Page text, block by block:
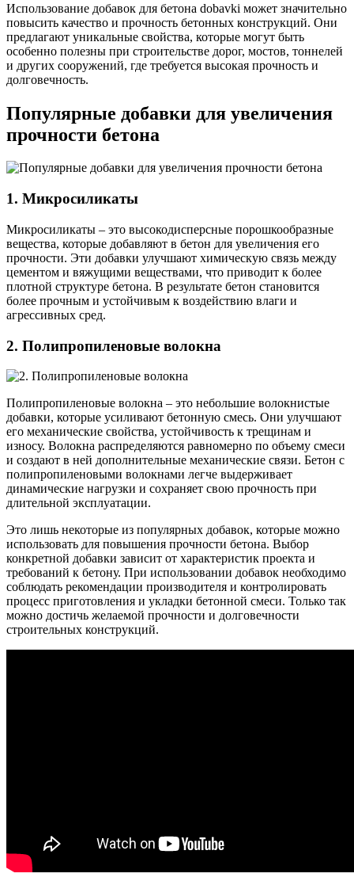
Использование добавок для бетона dobavki может значительно
повысить качество и прочность бетонных конструкций. Они
предлагают уникальные свойства, которые могут быть
особенно полезны при строительстве дорог, мостов, тоннелей
и других сооружений, где требуется высокая прочность и
долговечность.
Популярные добавки для увеличения
прочности бетона
1. Микросиликаты
Микросиликаты – это высокодисперсные порошкообразные
вещества, которые добавляют в бетон для увеличения его
прочности. Эти добавки улучшают химическую связь между
цементом и вяжущими веществами, что приводит к более
плотной структуре бетона. В результате бетон становится
более прочным и устойчивым к воздействию влаги и
агрессивных сред.
2. Полипропиленовые волокна
Полипропиленовые волокна – это небольшие волокнистые
добавки, которые усиливают бетонную смесь. Они улучшают
его механические свойства, устойчивость к трещинам и
износу. Волокна распределяются равномерно по объему смеси
и создают в ней дополнительные механические связи. Бетон с
полипропиленовыми волокнами легче выдерживает
динамические нагрузки и сохраняет свою прочность при
длительной эксплуатации.
Это лишь некоторые из популярных добавок, которые можно
использовать для повышения прочности бетона. Выбор
конкретной добавки зависит от характеристик проекта и
требований к бетону. При использовании добавок необходимо
соблюдать рекомендации производителя и контролировать
процесс приготовления и укладки бетонной смеси. Только так
можно достичь желаемой прочности и долговечности
строительных конструкций.